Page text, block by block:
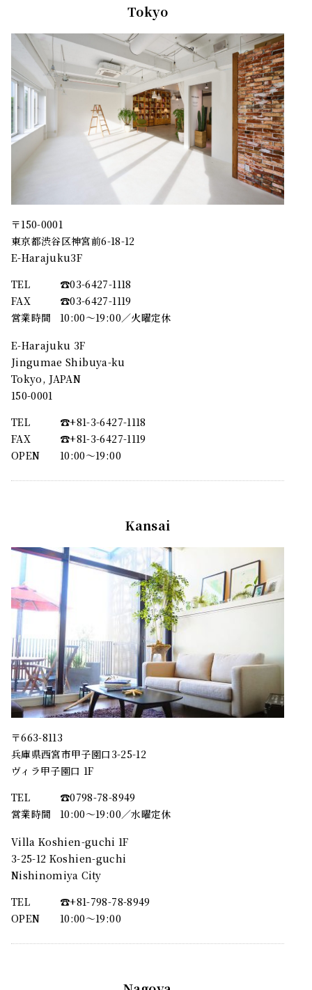
Tokyo
〒150-0001
東京都渋谷区神宮前6-18-12
E-Harajuku3F
TEL
☎︎03-6427-1118
FAX
☎︎03-6427-1119
営業時間
10:00～19:00／火曜定休
E-Harajuku 3F
Jingumae Shibuya-ku
Tokyo, JAPAN
150-0001
TEL
☎︎+81-3-6427-1118
FAX
☎︎+81-3-6427-1119
OPEN
10:00〜19:00
Kansai
〒663-8113
兵庫県西宮市甲子園口3-25-12
ヴィラ甲子園口 1F
TEL
☎︎0798-78-8949
営業時間
10:00～19:00／水曜定休
Villa Koshien-guchi 1F
3-25-12 Koshien-guchi
Nishinomiya City
TEL
☎︎+81-798-78-8949
OPEN
10:00〜19:00